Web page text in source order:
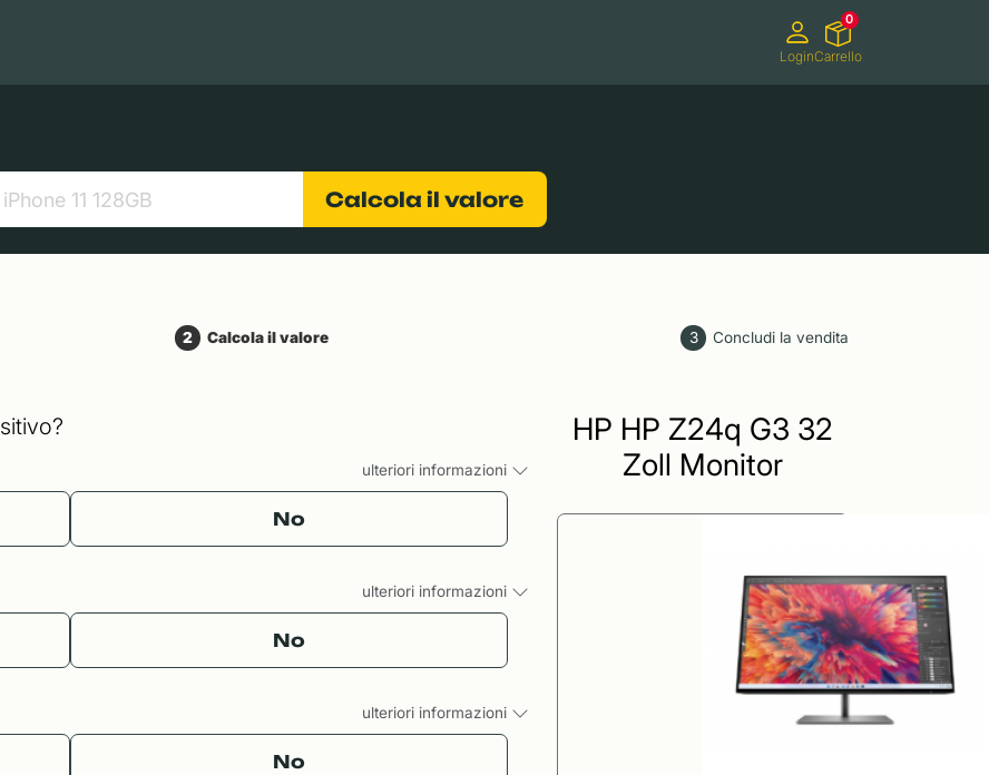
LoginCarrello
0
Calcola il valore
2 Calcola il valore 3 Concludi la vendita
ulteriori informazioni
No
ulteriori informazioni
No
ulteriori informazioni
No
HP HP Z24q G3 32
Zoll Monitor